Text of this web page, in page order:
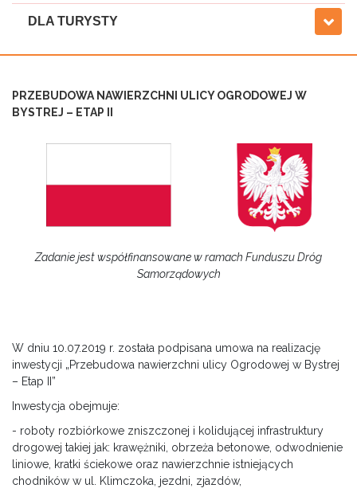
DLA TURYSTY
PRZEBUDOWA NAWIERZCHNI ULICY OGRODOWEJ W
BYSTREJ – ETAP II
Zadanie jest współfinansowane w ramach Funduszu Dróg
Samorządowych
W dniu 10.07.2019 r. została podpisana umowa na realizację
inwestycji „Przebudowa nawierzchni ulicy Ogrodowej w Bystrej
– Etap II”
Inwestycja obejmuje:
- roboty rozbiórkowe zniszczonej i kolidującej infrastruktury
drogowej takiej jak: krawężniki, obrzeża betonowe, odwodnienie
liniowe, kratki ściekowe oraz nawierzchnie istniejących
chodników w ul. Klimczoka, jezdni, zjazdów,